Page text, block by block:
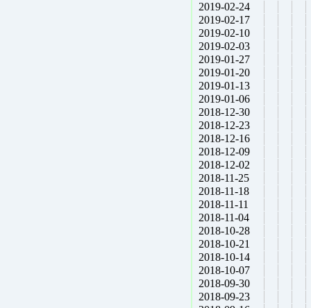
2019-02-24
2019-02-17
2019-02-10
2019-02-03
2019-01-27
2019-01-20
2019-01-13
2019-01-06
2018-12-30
2018-12-23
2018-12-16
2018-12-09
2018-12-02
2018-11-25
2018-11-18
2018-11-11
2018-11-04
2018-10-28
2018-10-21
2018-10-14
2018-10-07
2018-09-30
2018-09-23